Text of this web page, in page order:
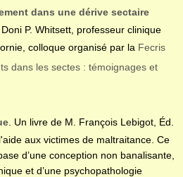
dans une dérive sectaire
P. Whitsett, professeur clinique
colloque organisé par la Fecris
dans les sectes : témoignages et
. Un livre de M. François Lebigot, Éd.
aux victimes de maltraitance. Ce
d’une conception non banalisante,
et d’une psychopathologie